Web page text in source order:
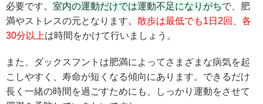
必要です。 室内の運動だけでは運動不足になりがちで、肥
満やストレスの元となります。 散歩は最低でも1日2回、各
30分以上は時間をかけて行いましょう。
また、ダックスフントは肥満によってさまざまな病気を起
こしやすく、寿命が短くなる傾向にあります。できるだけ
長く一緒の時間を過ごすためにも、しっかり運動をさせて